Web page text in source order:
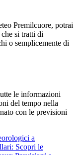
Premilcuore, potrai
si tratti di
o semplicemente di
le informazioni
del tempo nella
con le previsioni
a
Scopri le